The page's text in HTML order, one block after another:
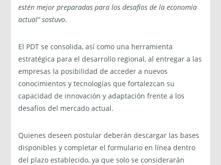
estén mejor preparadas para los desafíos de la economía
actual” sostuvo.
El PDT se consolida, así como una herramienta
estratégica para el desarrollo regional, al entregar a las
empresas la posibilidad de acceder a nuevos
conocimientos y tecnologías que fortalezcan su
capacidad de innovación y adaptación frente a los
desafíos del mercado actual.
Quienes deseen postular deberán descargar las bases
disponibles y completar el formulario en línea dentro
del plazo establecido, ya que solo se considerarán